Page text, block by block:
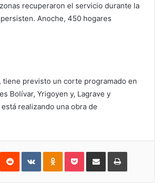
recuperaron el servicio durante la
Anoche, 450 hogares
tiene previsto un corte programado en
Bolívar, Yrigoyen y, Lagrave y
realizando una obra de
Reddit VKontakteOdnoklassniki
PocketCompartirImprimir